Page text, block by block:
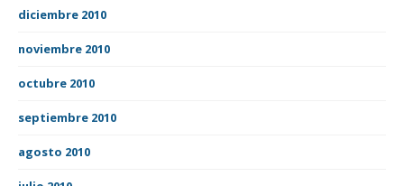
diciembre 2010
noviembre 2010
octubre 2010
septiembre 2010
agosto 2010